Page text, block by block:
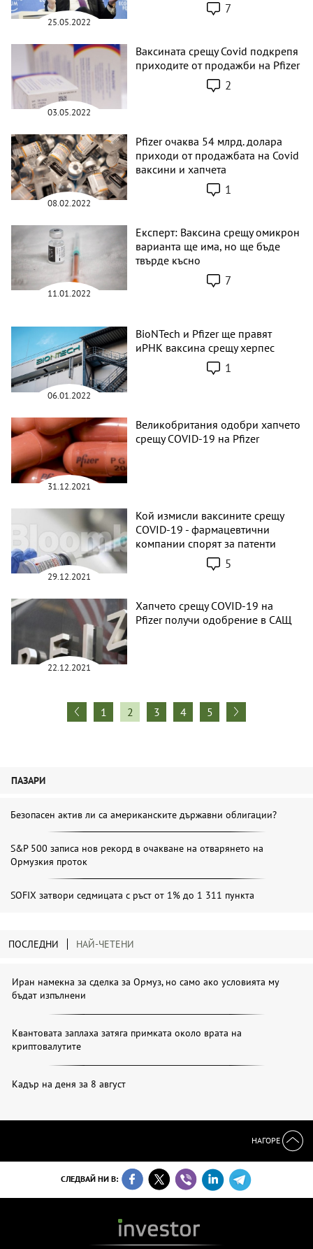
25.05.2022
7
03.05.2022
Ваксината срещу Covid подкрепя
приходите от продажби на Pfizer
2
08.02.2022
Pfizer очаква 54 млрд. долара
приходи от продажбата на Covid
ваксини и хапчета
1
11.01.2022
Експерт: Ваксина срещу омикрон
варианта ще има, но ще бъде
твърде късно
7
06.01.2022
BioNTech и Pfizer ще правят
иРНК ваксина срещу херпес
1
31.12.2021
Великобритания одобри хапчето
срещу COVID-19 на Pfizer
29.12.2021
Кой измисли ваксините срещу
COVID-19 - фармацевтични
компании спорят за патенти
5
22.12.2021
Хапчето срещу COVID-19 на
Pfizer получи одобрение в САЩ
1 2 3 4 5
ПАЗАРИ
Безопасен актив ли са американските държавни облигации?
S&P 500 записа нов рекорд в очакване на отварянето на
Ормузкия проток
SOFIX затвори седмицата с ръст от 1% до 1 311 пункта
ПОСЛЕДНИ НАЙ-ЧЕТЕНИ
Иран намекна за сделка за Ормуз, но само ако условията му
бъдат изпълнени
Квантовата заплаха затяга примката около врата на
криптовалутите
Кадър на деня за 8 август
НАГОРЕ
СЛЕДВАЙ НИ В: